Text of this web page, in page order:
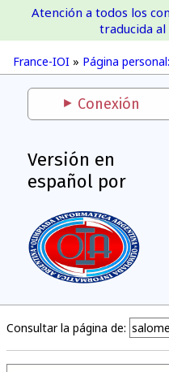
France-IOI » Página
Atención a todos los
traducida al
Conexión
Versión en
español por
Consultar la página de: